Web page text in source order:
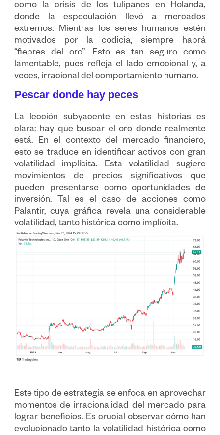
como la crisis de los tulipanes en Holanda,
donde la especulación llevó a mercados
extremos. Mientras los seres humanos estén
motivados por la codicia, siempre habrá
“fiebres del oro”. Esto es tan seguro como
lamentable, pues refleja el lado emocional y, a
veces, irracional del comportamiento humano.
Pescar donde hay peces
La lección subyacente en estas historias es
clara: hay que buscar el oro donde realmente
está. En el contexto del mercado financiero,
esto se traduce en identificar activos con gran
volatilidad implícita. Esta volatilidad sugiere
movimientos de precios significativos que
pueden presentarse como oportunidades de
inversión. Tal es el caso de acciones como
Palantir, cuya gráfica revela una considerable
volatilidad, tanto histórica como implícita.
Este tipo de estrategia se enfoca en aprovechar
momentos de irracionalidad del mercado para
lograr beneficios. Es crucial observar cómo han
evolucionado tanto la volatilidad histórica como